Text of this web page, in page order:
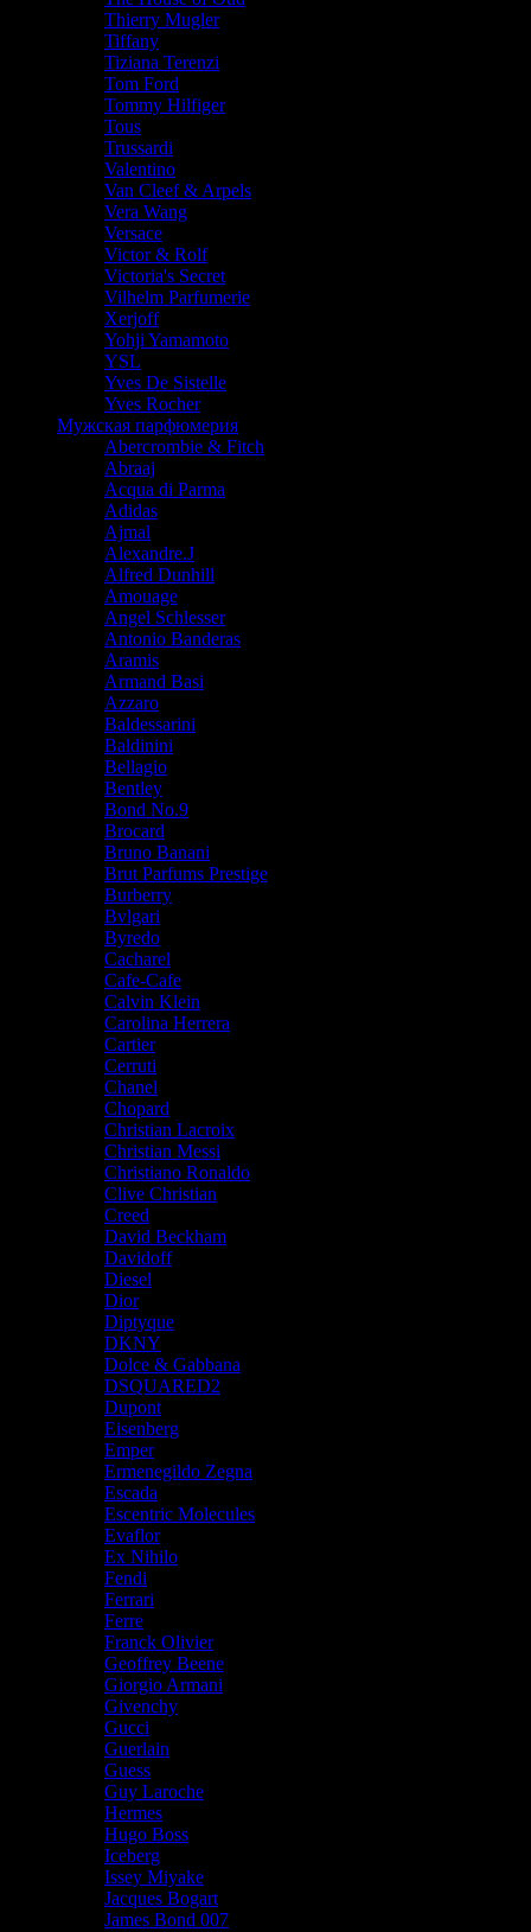
Thierry Mugler
Tiffany
Tiziana Terenzi
Tom Ford
Tommy Hilfiger
Tous
Trussardi
Valentino
Van Cleef & Arpels
Vera Wang
Versace
Victor & Rolf
Victoria's Secret
Vilhelm Parfumerie
Xerjoff
Yohji Yamamoto
YSL
Yves De Sistelle
Yves Rocher
Мужская парфюмерия
Abercrombie & Fitch
Abraaj
Acqua di Parma
Adidas
Ajmal
Alexandre.J
Alfred Dunhill
Amouage
Angel Schlesser
Antonio Banderas
Aramis
Armand Basi
Azzaro
Baldessarini
Baldinini
Bellagio
Bentley
Bond No.9
Brocard
Bruno Banani
Brut Parfums Prestige
Burberry
Bvlgari
Byredo
Cacharel
Cafe-Cafe
Calvin Klein
Carolina Herrera
Cartier
Cerruti
Chanel
Chopard
Christian Lacroix
Christian Messi
Christiano Ronaldo
Clive Christian
Creed
David Beckham
Davidoff
Diesel
Dior
Diptyque
DKNY
Dolce & Gabbana
DSQUARED2
Dupont
Eisenberg
Emper
Ermenegildo Zegna
Escada
Escentric Molecules
Evaflor
Ex Nihilo
Fendi
Ferrari
Ferre
Franck Olivier
Geoffrey Beene
Giorgio Armani
Givenchy
Gucci
Guerlain
Guess
Guy Laroche
Hermes
Hugo Boss
Iceberg
Issey Miyake
Jacques Bogart
James Bond 007